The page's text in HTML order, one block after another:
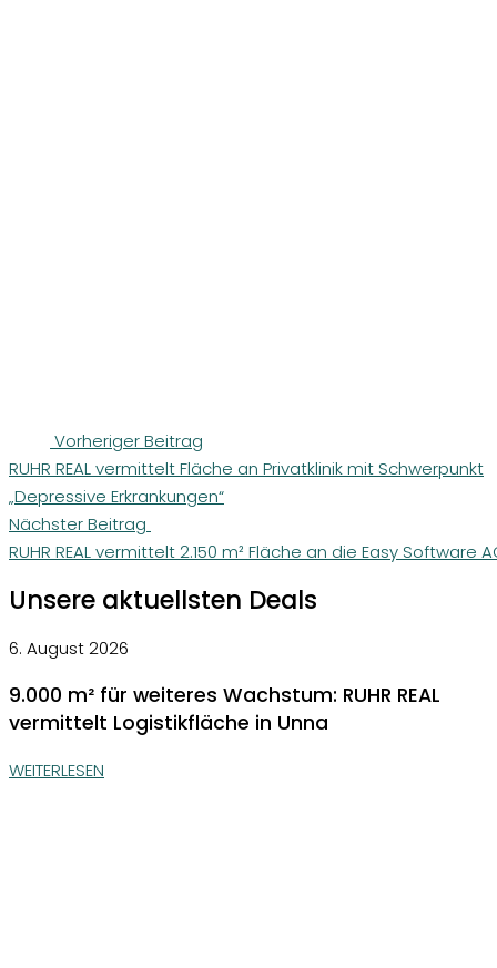
Vorheriger Beitrag
RUHR REAL vermittelt Fläche an Privatklinik mit Schwerpunkt
„Depressive Erkrankungen“
Nächster Beitrag
RUHR REAL vermittelt 2.150 m² Fläche an die Easy Software
Unsere aktuellsten Deals
6. August 2026
9.000 m² für weiteres Wachstum: RUHR REAL
vermittelt Logistikfläche in Unna
WEITERLESEN